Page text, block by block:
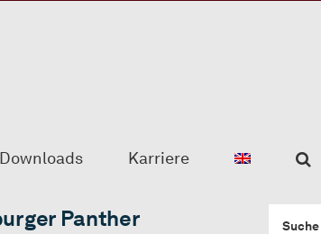
Downloads Karriere
Panther Suche